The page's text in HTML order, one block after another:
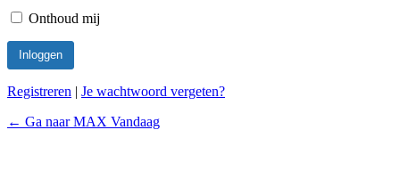
Onthoud mij
Registreren | Je wachtwoord vergeten?
← Ga naar MAX Vandaag